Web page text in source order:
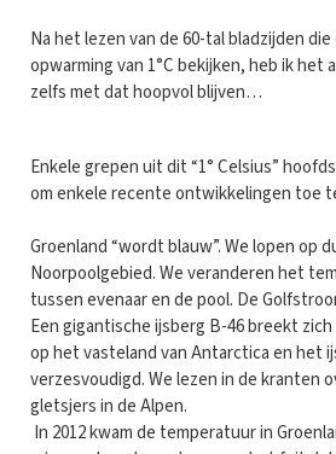
Na het lezen van de 60-tal bladzijden
opwarming van 1°C bekijken, heb ik het
zelfs met dat hoopvol blijven…
Enkele grepen uit dit “1° Celsius”
om enkele recente ontwikkelingen toe
Groenland “wordt blauw”. We lopen op
Noorpoolgebied. We veranderen het
tussen evenaar en de pool. De
Een gigantische ijsberg B-46 breekt zich
op het vasteland van Antarctica en het
verzesvoudigd. We lezen in de kranten
gletsjers in de Alpen.
In 2012 kwam de temperatuur in